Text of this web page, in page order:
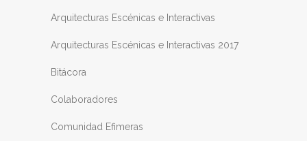
Arquitecturas Escénicas e Interactivas
Arquitecturas Escénicas e Interactivas 2017
Bitácora
Colaboradores
Comunidad Efimeras